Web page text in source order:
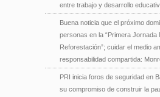
entre trabajo y desarrollo
Buena noticia que el próximo
personas en la “Primera Jornada
Reforestación”; cuidar el medio
responsabilidad compartida:
PRI inicia foros de seguridad en
su compromiso de construir la